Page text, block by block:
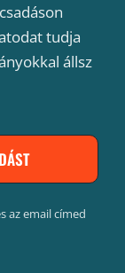
tudja
állsz
az email címed